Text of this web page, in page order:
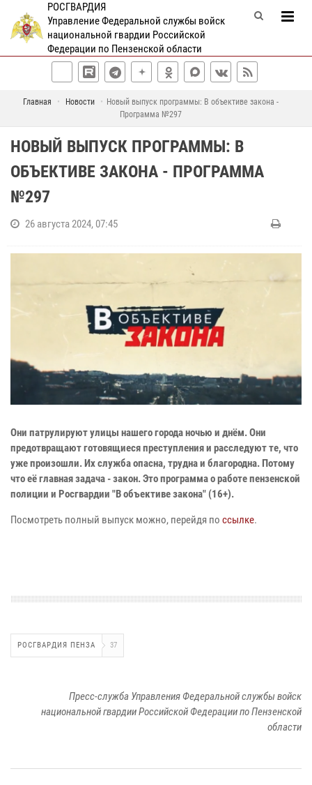
РОСГВАРДИЯ
Управление Федеральной службы войск
национальной гвардии Российской
Федерации по Пензенской области
Главная Новости
Новый выпуск программы: В объективе закона -
Программа №297
НОВЫЙ ВЫПУСК ПРОГРАММЫ: В
ОБЪЕКТИВЕ ЗАКОНА - ПРОГРАММА
№297
26 августа 2024, 07:45
Они патрулируют улицы нашего города ночью и днём. Они
предотвращают готовящиеся преступления и расследуют те, что
уже произошли. Их служба опасна, трудна и благородна. Потому
что её главная задача - закон. Это программа о работе пензенской
полиции и Росгвардии "В объективе закона" (16+).
Посмотреть полный выпуск можно, перейдя по ссылке.
РОСГВАРДИЯ ПЕНЗА 37
Пресс-служба Управления Федеральной службы войск
национальной гвардии Российской Федерации по Пензенской
области